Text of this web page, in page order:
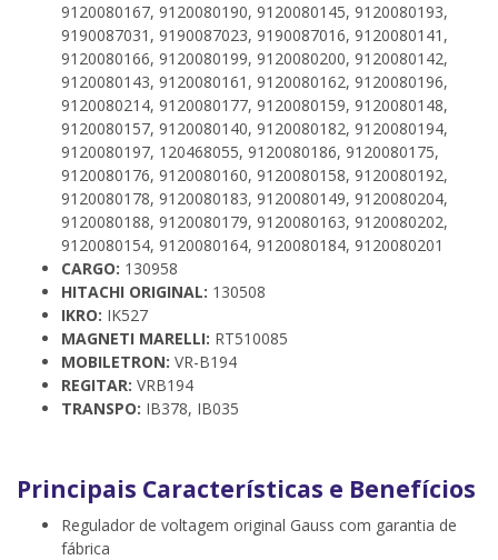
9120080167, 9120080190, 9120080145, 9120080193,
9190087031, 9190087023, 9190087016, 9120080141,
9120080166, 9120080199, 9120080200, 9120080142,
9120080143, 9120080161, 9120080162, 9120080196,
9120080214, 9120080177, 9120080159, 9120080148,
9120080157, 9120080140, 9120080182, 9120080194,
9120080197, 120468055, 9120080186, 9120080175,
9120080176, 9120080160, 9120080158, 9120080192,
9120080178, 9120080183, 9120080149, 9120080204,
9120080188, 9120080179, 9120080163, 9120080202,
9120080154, 9120080164, 9120080184, 9120080201
CARGO: 130958
HITACHI ORIGINAL: 130508
IKRO: IK527
MAGNETI MARELLI: RT510085
MOBILETRON: VR-B194
REGITAR: VRB194
TRANSPO: IB378, IB035
Principais Características e Benefícios
Regulador de voltagem original Gauss com garantia de
fábrica